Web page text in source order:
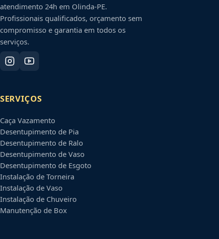
atendimento 24h em Olinda-PE.
Profissionais qualificados, orçamento sem
compromisso e garantia em todos os
serviços.
SERVIÇOS
Caça Vazamento
Desentupimento de Pia
Desentupimento de Ralo
Desentupimento de Vaso
Desentupimento de Esgoto
Instalação de Torneira
Instalação de Vaso
Instalação de Chuveiro
Manutenção de Box